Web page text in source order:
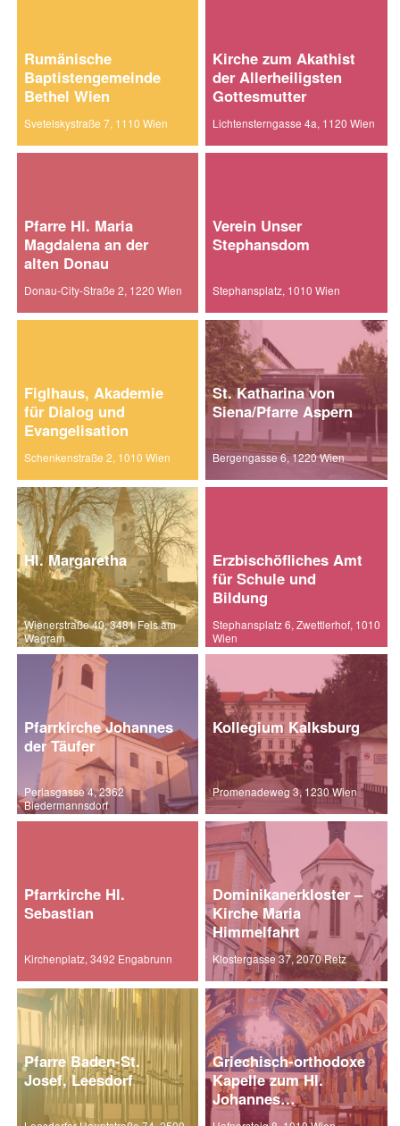
Rumänische
Baptistengemeinde
Bethel Wien
Svetelskystraße 7, 1110 Wien
Kirche zum Akathist
der Allerheiligsten
Gottesmutter
Lichtensterngasse 4a, 1120 Wien
Pfarre Hl. Maria
Magdalena an der
alten Donau
Donau-City-Straße 2, 1220 Wien
Verein Unser
Stephansdom
Stephansplatz, 1010 Wien
Figlhaus, Akademie
für Dialog und
Evangelisation
Schenkenstraße 2, 1010 Wien
St. Katharina von
Siena/Pfarre Aspern
Bergengasse 6, 1220 Wien
Hl. Margaretha
Wienerstraße 40, 3481 Fels am
Wagram
Erzbischöfliches Amt
für Schule und
Bildung
Stephansplatz 6, Zwettlerhof, 1010
Wien
Pfarrkirche Johannes
der Täufer
Perlasgasse 4, 2362
Biedermannsdorf
Kollegium Kalksburg
Promenadeweg 3, 1230 Wien
Pfarrkirche Hl.
Sebastian
Kirchenplatz, 3492 Engabrunn
Dominikanerkloster –
Kirche Maria
Himmelfahrt
Klostergasse 37, 2070 Retz
Pfarre Baden-St.
Josef, Leesdorf
Griechisch-orthodoxe
Kapelle zum Hl.
Johannes
Chrysostomos